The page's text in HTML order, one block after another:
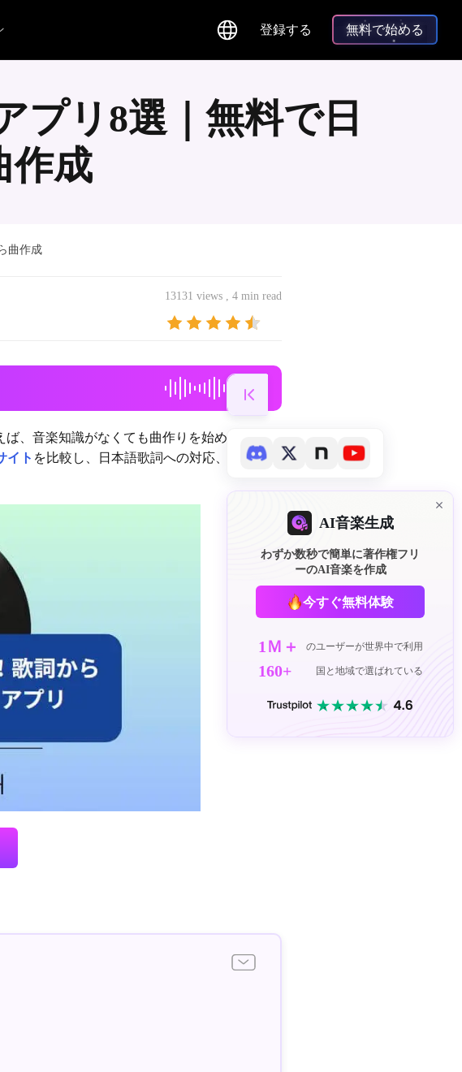
登録する 無料で始める
プリ8選｜無料で日
作成
曲作成
13131 views , 4 min read
、音楽知識がなくても曲作りを始められま
イト を比較し、日本語歌詞への対応、無料利
AI音楽生成
わずか数秒で簡単に著作権フリ
ーのAI音楽を作成
今すぐ無料体験
1Ｍ＋ のユーザーが世界中で利用
160+ 国と地域で選ばれている